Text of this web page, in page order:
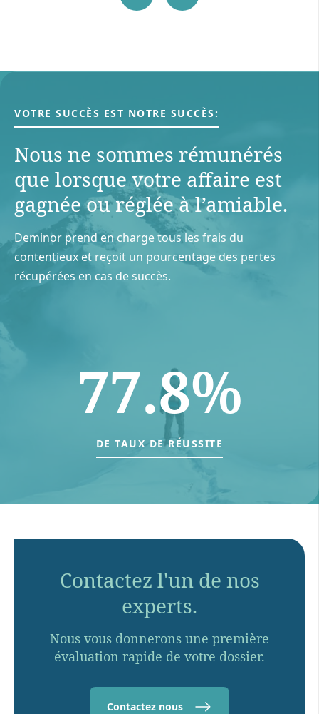
VOTRE SUCCÈS EST NOTRE SUCCÈS:
Nous ne sommes rémunérés
que lorsque votre aﬀaire est
gagnée ou réglée à l’amiable.
Deminor prend en charge tous les frais du
contentieux et reçoit un pourcentage des pertes
récupérées en cas de succès.
77.8%
DE TAUX DE RÉUSSITE
Contactez l'un de nos
experts.
Nous vous donnerons une première
évaluation rapide de votre dossier.
Contactez nous